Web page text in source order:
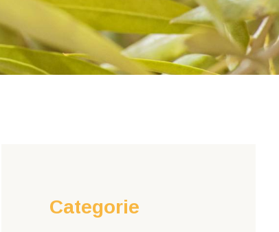
Categorie